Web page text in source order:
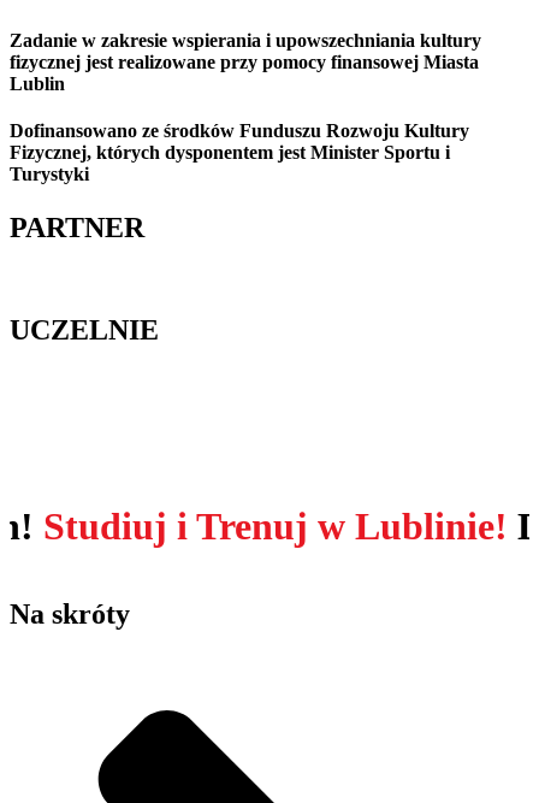
Zadanie w zakresie wspierania i upowszechniania kultury
fizycznej jest realizowane przy pomocy finansowej Miasta
Lublin
Dofinansowano ze środków Funduszu Rozwoju Kultury
Fizycznej, których dysponentem jest Minister Sportu i
Turystyki
PARTNER
UCZELNIE
i Trenuj w Lublinie!
Na skróty